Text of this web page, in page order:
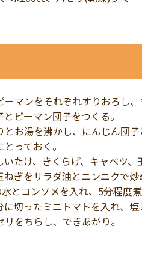
マンをそれぞれすりおろし、
ピーマン団子をつくる。
お湯を沸かし、にんじん団子
っておく。
け、きくらげ、キャベツ、
をサラダ油とニンニクで炒
コンソメを入れ、5分程度煮
切ったミニトマトを入れ、塩
をちらし、できあがり。